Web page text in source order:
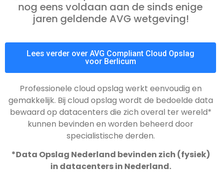
nog eens voldaan aan de sinds enige
jaren geldende AVG wetgeving!
Lees verder over AVG Compliant Cloud Opslag
voor Berlicum
Professionele cloud opslag werkt eenvoudig en
gemakkelijk. Bij cloud opslag wordt de bedoelde data
bewaard op datacenters die zich overal ter wereld*
kunnen bevinden en worden beheerd door
specialistische derden.
*Data Opslag Nederland bevinden zich (fysiek)
in datacenters in Nederland.